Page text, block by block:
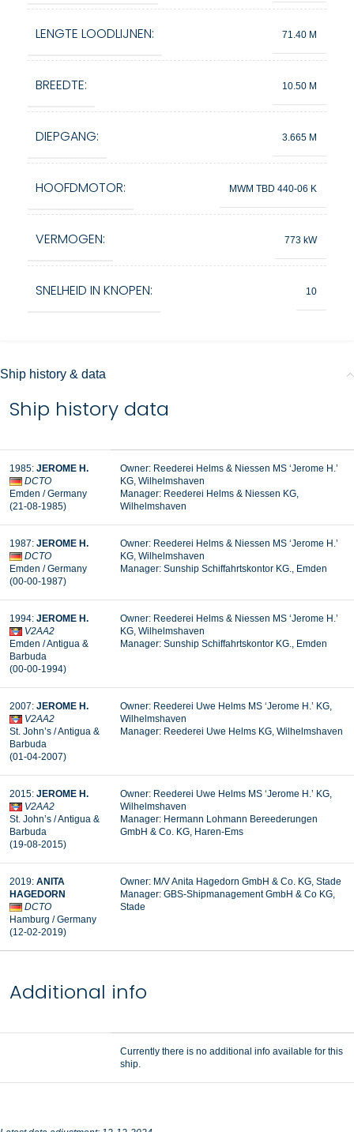
LENGTE LOODLIJNEN: 71.40 M
BREEDTE: 10.50 M
DIEPGANG: 3.665 M
HOOFDMOTOR: MWM TBD 440-06 K
VERMOGEN: 773 kW
SNELHEID IN KNOPEN: 10
Ship history & data
Ship history data
1985: JEROME H.
DCTO
Emden / Germany
(21-08-1985)
Owner: Reederei Helms & Niessen MS ‘Jerome H.’
KG, Wilhelmshaven
Manager: Reederei Helms & Niessen KG,
Wilhelmshaven
1987: JEROME H.
DCTO
Emden / Germany
(00-00-1987)
Owner: Reederei Helms & Niessen MS ‘Jerome H.’
KG, Wilhelmshaven
Manager: Sunship Schiffahrtskontor KG., Emden
1994: JEROME H.
V2AA2
Emden / Antigua &
Barbuda
(00-00-1994)
Owner: Reederei Helms & Niessen MS ‘Jerome H.’
KG, Wilhelmshaven
Manager: Sunship Schiffahrtskontor KG., Emden
2007: JEROME H.
V2AA2
St. John’s / Antigua &
Barbuda
(01-04-2007)
Owner: Reederei Uwe Helms MS ‘Jerome H.’ KG,
Wilhelmshaven
Manager: Reederei Uwe Helms KG, Wilhelmshaven
2015: JEROME H.
V2AA2
St. John’s / Antigua &
Barbuda
(19-08-2015)
Owner: Reederei Uwe Helms MS ‘Jerome H.’ KG,
Wilhelmshaven
Manager: Hermann Lohmann Bereederungen
GmbH & Co. KG, Haren-Ems
2019: ANITA
HAGEDORN
DCTO
Hamburg / Germany
(12-02-2019)
Owner: M/V Anita Hagedorn GmbH & Co. KG, Stade
Manager: GBS-Shipmanagement GmbH & Co KG,
Stade
Additional info
Currently there is no additional info available for this
ship.